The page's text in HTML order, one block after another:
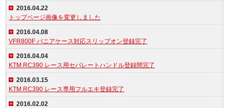
2016.04.22
トップページ画像を変更しました
2016.04.08
VFR800F パニアケース対応スリップオン登録完了
2016.04.04
KTM RC390 レース用セパレートハンドル登録間完了
2016.03.15
KTM RC390 レース専用フルエキ登録完了
2016.02.02